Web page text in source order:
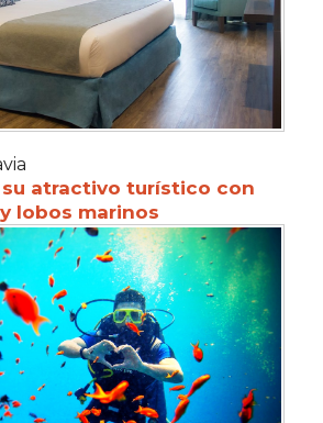
atractivo turístico con
lobos marinos